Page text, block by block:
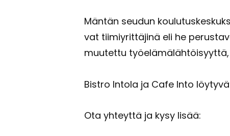
Män­tän seu­dun
vat tii­miy­rit­tä­ji­nä eli he
muu­tet­tu
Bi­stro In­to­la ja Cafe Into
Ota yh­teyt­tä ja kysy lisää: